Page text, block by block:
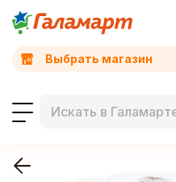
Выбрать магазин